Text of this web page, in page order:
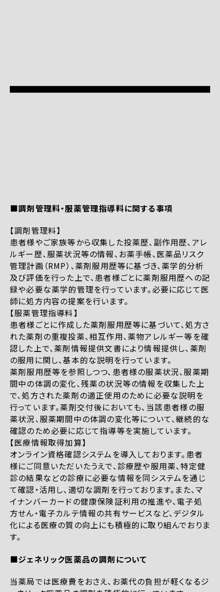
■調剤管理料・服薬管理指導料に関する事項
【調剤管理料】
患者様やご家族等から収集した投薬歴、副作用歴、アレ
ルギー歴、服薬状況等の情報、お薬手帳、医薬品リスク
管理計画（RMP）、薬剤服用歴等に基づき、薬学的分析
及び評価を行った上で、患者様ごとに薬剤服用歴への記
録や必要な薬学的管理を行っています。必要に応じて医
師に処方内容の提案を行います。
【服薬管理指導料】
患者様ごとに作成した薬剤服用歴等に基づいて、処方さ
れた薬剤の重複投薬、相互作用、薬物アレルギー等を確
認した上で、薬剤情報提供文書により情報提供し、薬剤
の服用に関し、基本的な説明を行っています。
薬剤服用歴等を参照しつつ、患者様の服薬状況、服薬期
間中の体調の変化、残薬の状況等の情報を収集した上
で、処方された薬剤の適正使用のために必要な説明を
行っています。薬剤交付後においても、当該患者様の服
薬状況、服薬期間中の体調の変化等について、継続的な
確認のため必要に応じて指導等を実施しています。
【医療情報取得加算】
オンライン資格確認システムを導入しております。患者
様にご同意いただいたうえで、診療歴や服用薬、特定健
診の結果などの診療に必要な情報を同システムを通じ
て確認・活用し、適切な調剤を行っております。また、マ
イナンバーカードの健康保険証利用の推進や、電子処
方せん・電子カルテ情報の共有サービスなど、デジタル
化による医療の質の向上にも積極的に取り組んでおりま
す。
■ジェネリック医薬品の調剤について
当薬局では医療費をおさえ、お薬代の負担が軽くなるジ